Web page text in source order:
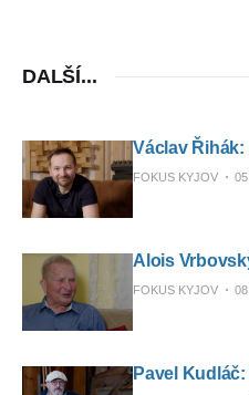
DALŠÍ...
Václav
FOKUS KYJOV
Alois
FOKUS KYJOV
Pavel